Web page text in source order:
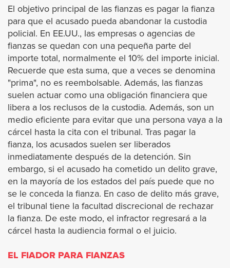
San Marino
Santa Monica
Signal Hill
South El Monte
South Gate
South Pasadena
Temple City
Torrance
Vernon
Walnut
El objetivo principal de las fianzas es pagar la fianza
para que el acusado pueda abandonar la custodia
policial. En EE.UU., las empresas o agencias de
fianzas se quedan con una pequeña parte del
importe total, normalmente el 10% del importe inicial.
Recuerde que esta suma, que a veces se denomina
"prima", no es reembolsable. Además, las fianzas
suelen actuar como una obligación financiera que
libera a los reclusos de la custodia. Además, son un
medio eficiente para evitar que una persona vaya a la
cárcel hasta la cita con el tribunal. Tras pagar la
fianza, los acusados suelen ser liberados
inmediatamente después de la detención. Sin
embargo, si el acusado ha cometido un delito grave,
en la mayoría de los estados del país puede que no
se le conceda la fianza. En caso de delito más grave,
el tribunal tiene la facultad discrecional de rechazar
la fianza. De este modo, el infractor regresará a la
cárcel hasta la audiencia formal o el juicio.
EL FIADOR PARA FIANZAS